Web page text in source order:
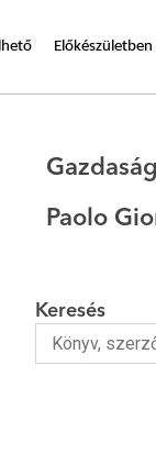
Előkészületben
Gazdaság
Paolo
Keresés